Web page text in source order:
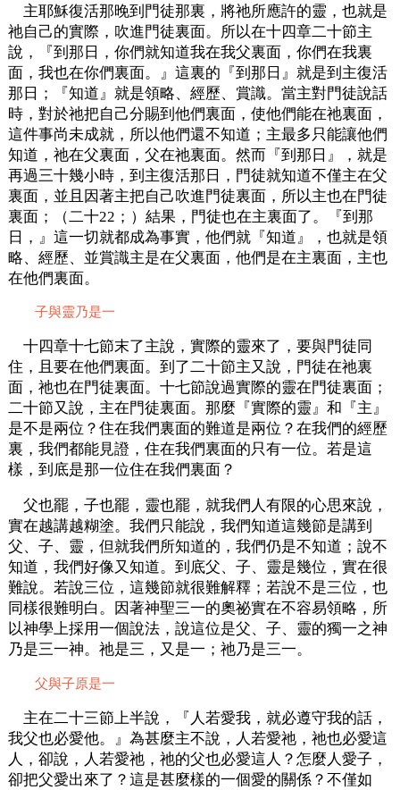
主耶穌復活那晚到門徒那裏，將祂所應許的靈，也就是
祂自己的實際，吹進門徒裏面。所以在十四章二十節主
說，『到那日，你們就知道我在我父裏面，你們在我裏
面，我也在你們裏面。』這裏的『到那日』就是到主復活
那日；『知道』就是領略、經歷、賞識。當主對門徒說話
時，對於祂把自己分賜到他們裏面，使他們能在祂裏面，
這件事尚未成就，所以他們還不知道；主最多只能讓他們
知道，祂在父裏面，父在祂裏面。然而『到那日』，就是
再過三十幾小時，到主復活那日，門徒就知道不僅主在父
裏面，並且因著主把自己吹進門徒裏面，所以主也在門徒
裏面；（二十22；）結果，門徒也在主裏面了。『到那
日，』這一切就都成為事實，他們就『知道』，也就是領
略、經歷、並賞識主是在父裏面，他們是在主裏面，主也
在他們裏面。
子與靈乃是一
十四章十七節末了主說，實際的靈來了，要與門徒同
住，且要在他們裏面。到了二十節主又說，門徒在祂裏
面，祂也在門徒裏面。十七節說過實際的靈在門徒裏面；
二十節又說，主在門徒裏面。那麼『實際的靈』和『主』
是不是兩位？住在我們裏面的難道是兩位？在我們的經歷
裏，我們都能見證，住在我們裏面的只有一位。若是這
樣，到底是那一位住在我們裏面？
父也罷，子也罷，靈也罷，就我們人有限的心思來說，
實在越講越糊塗。我們只能說，我們知道這幾節是講到
父、子、靈，但就我們所知道的，我們仍是不知道；說不
知道，我們好像又知道。到底父、子、靈是幾位，實在很
難說。若說三位，這幾節就很難解釋；若說不是三位，也
同樣很難明白。因著神聖三一的奧祕實在不容易領略，所
以神學上採用一個說法，說這位是父、子、靈的獨一之神
乃是三一神。祂是三，又是一；祂乃是三一。
父與子原是一
主在二十三節上半說，『人若愛我，就必遵守我的話，
我父也必愛他。』為甚麼主不說，人若愛祂，祂也必愛這
人，卻說，人若愛祂，祂的父也必愛這人？怎麼人愛子，
卻把父愛出來了？這是甚麼樣的一個愛的關係？不僅如